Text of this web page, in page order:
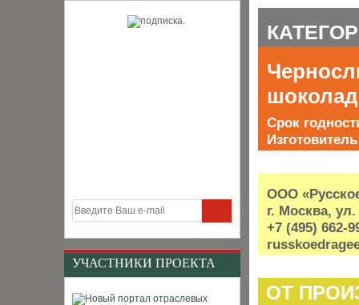
УЧАСТНИКИ ПРОЕКТА
Срок
ООО
г. Москва,
+7 (495) 662-
ОТ